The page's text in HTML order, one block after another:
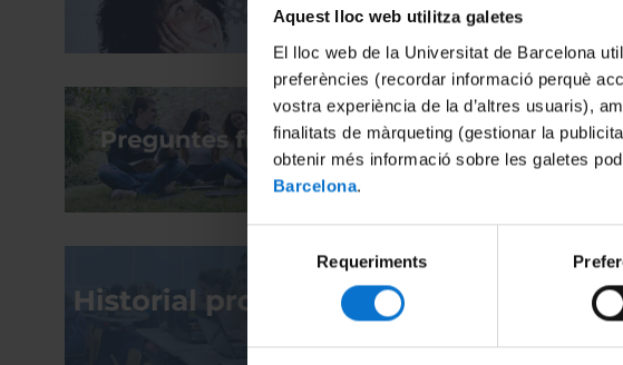
Aquest lloc web utilitza galetes
El lloc web de la Universitat de Barcelona
preferències (recordar informació perquè
vostra experiència de la d’altres usuaris),
finalitats de màrqueting (gestionar la
obtenir més informació sobre les galetes
Barcelona.
consentiment
Requeriments
llistat destacats